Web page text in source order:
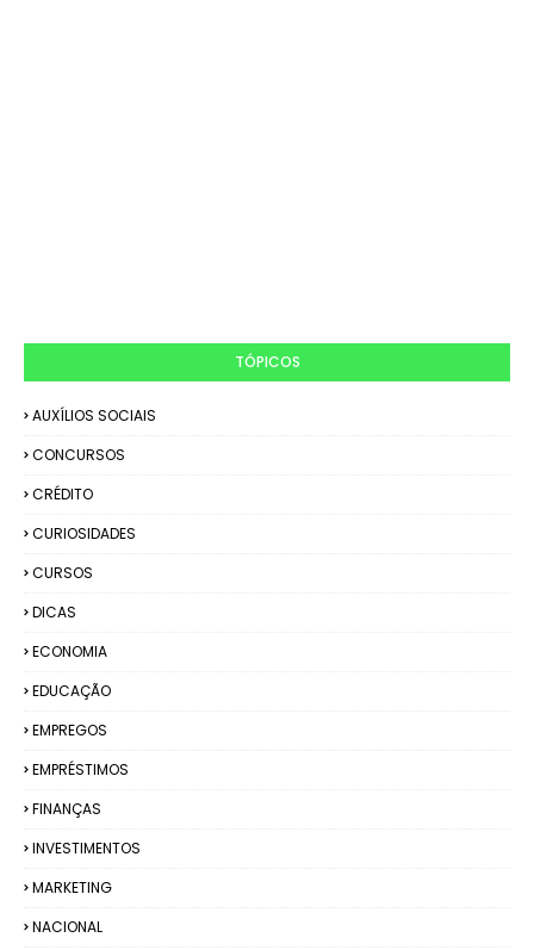
TÓPICOS
AUXÍLIOS SOCIAIS
CONCURSOS
CRÉDITO
CURIOSIDADES
CURSOS
DICAS
ECONOMIA
EDUCAÇÃO
EMPREGOS
EMPRÉSTIMOS
FINANÇAS
INVESTIMENTOS
MARKETING
NACIONAL